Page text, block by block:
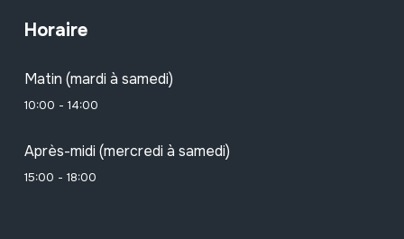
Horaire
Matin (mardi à samedi)
10:00 - 14:00
Après-midi (mercredi à samedi)
15:00 - 18:00